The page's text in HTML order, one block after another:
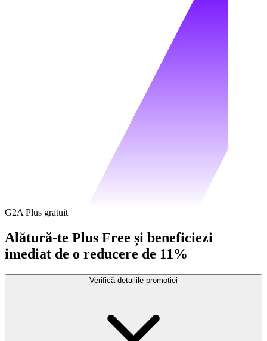
G2A Plus gratuit
Alătură-te Plus Free și beneficiezi
imediat de o reducere de 11%
Verifică detaliile promoției